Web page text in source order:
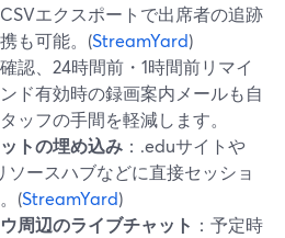
エクスポートで出席者の追跡
も可能。(StreamYard)
確認、24時間前・1時間前リマイ
ド有効時の録画案内メールも自
ッフの手間を軽減します。
トの埋め込み ：.eduサイトや
ースハブなどに直接セッショ
(StreamYard)
周辺のライブチャット ：予定時